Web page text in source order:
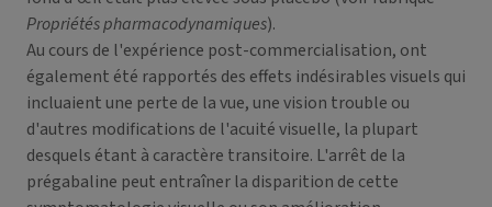
Propriétés pharmacodynamiques).
Au cours de l'expérience post-commercialisation, ont
également été rapportés des effets indésirables visuels qui
incluaient une perte de la vue, une vision trouble ou
d'autres modifications de l'acuité visuelle, la plupart
desquels étant à caractère transitoire. L'arrêt de la
prégabaline peut entraîner la disparition de cette